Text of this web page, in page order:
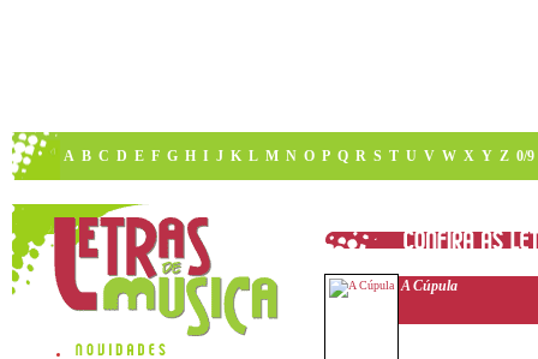
A B C D E F G H I J K L M N O P Q R S T U V W X Y Z 0/9
A Cúpula